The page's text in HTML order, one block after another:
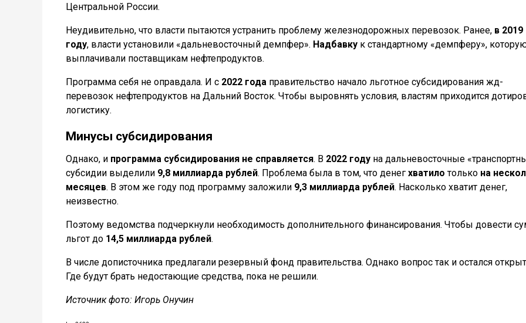
Центральной России.
Неудивительно, что власти пытаются устранить проблему железнодорожных перевозок. Ранее, в 2019
году, власти установили «дальневосточный демпфер». Надбавку к стандартному «демпферу»,
выплачивали поставщикам нефтепродуктов.
Программа себя не оправдала. И с 2022 года правительство начало льготное субсидирования жд-
перевозок нефтепродуктов на Дальний Восток. Чтобы выровнять условия, властям приходится
логистику.
Минусы субсидирования
Однако, и программа субсидирования не справляется. В 2022 году на дальневосточные
субсидии выделили 9,8 миллиарда рублей. Проблема была в том, что денег хватило только на
месяцев. В этом же году под программу заложили 9,3 миллиарда рублей. Насколько хватит денег,
неизвестно.
Поэтому ведомства подчеркнули необходимость дополнительного финансирования. Чтобы довести
льгот до 14,5 миллиарда рублей.
В числе дописточника предлагали резервный фонд правительства. Однако вопрос так и остался
Где будут брать недостающие средства, пока не решили.
Источник фото: Игорь Онучин